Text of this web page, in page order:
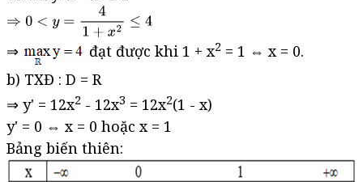
⇒ đạt được khi 1 + x2 = 1 ⇔ x = 0.
b) TXĐ : D = R
⇒ y' = 12x2 - 12x3 = 12x2(1 - x)
y' = 0 ⇔ x = 0 hoặc x = 1
Bảng biến thiên: